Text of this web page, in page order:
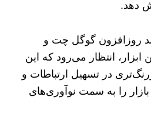
دهد.
روزافزون گوگل چت و
ابزار، انتظار می‌رود که این
در تسهیل ارتباطات و
بازار را به سمت نوآوری‌های